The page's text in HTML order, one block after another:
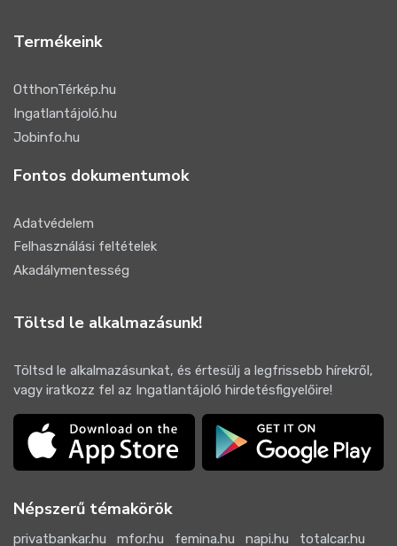
Termékeink
OtthonTérkép.hu
Ingatlantájoló.hu
Jobinfo.hu
Fontos dokumentumok
Adatvédelem
Felhasználási feltételek
Akadálymentesség
Töltsd le alkalmazásunk!
Töltsd le alkalmazásunkat, és értesülj a legfrissebb hírekről,
vagy iratkozz fel az Ingatlantájoló hirdetésfigyelőire!
Népszerű témakörök
privatbankar.hu mfor.hu femina.hu napi.hu totalcar.hu